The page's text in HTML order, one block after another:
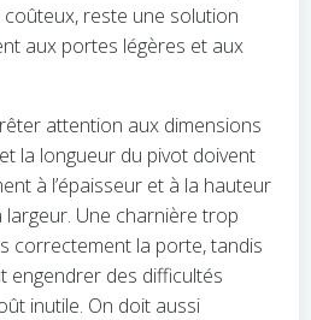
coûteux, reste une solution
aux portes légères et aux
attention aux dimensions
la longueur du pivot doivent
à l’épaisseur et à la hauteur
largeur. Une charnière trop
correctement la porte, tandis
engendrer des difficultés
inutile. On doit aussi